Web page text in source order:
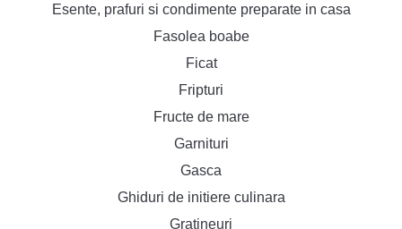
Esente, prafuri si condimente preparate in casa
Fasolea boabe
Ficat
Fripturi
Fructe de mare
Garnituri
Gasca
Ghiduri de initiere culinara
Gratineuri